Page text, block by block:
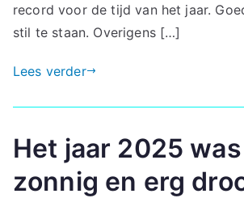
record voor de tijd van het jaar.
stil te staan. Overigens […]
Lees verder
Het jaar 2025
zonnig en erg